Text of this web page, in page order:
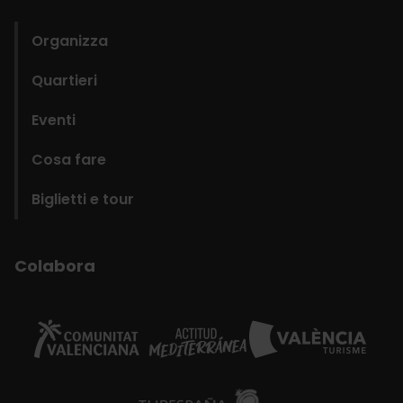
Organizza
Quartieri
Eventi
Cosa fare
Biglietti e tour
Colabora